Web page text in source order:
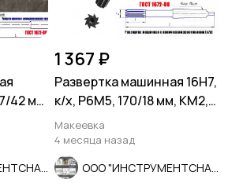
42 мм,
1 367 ₽
Развертка машинная 16Н7,
к/х, Р6М5, 170/18 мм, КМ2,
Z8, СССР.
Макеевка
4 месяца назад